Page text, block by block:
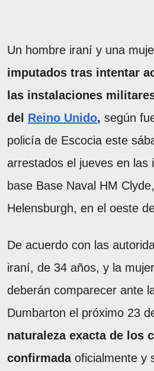
Un hombre iraní y una
imputados tras intentar
las instalaciones
del Reino Unido, según
policía de Escocia este
arrestados el jueves en las
base Base Naval HM
Helensburgh, en el oeste
De acuerdo con las
iraní, de 34 años, y la
deberán comparecer ante
Dumbarton el próximo 23
naturaleza exacta de los
confirmadaoficialmente y